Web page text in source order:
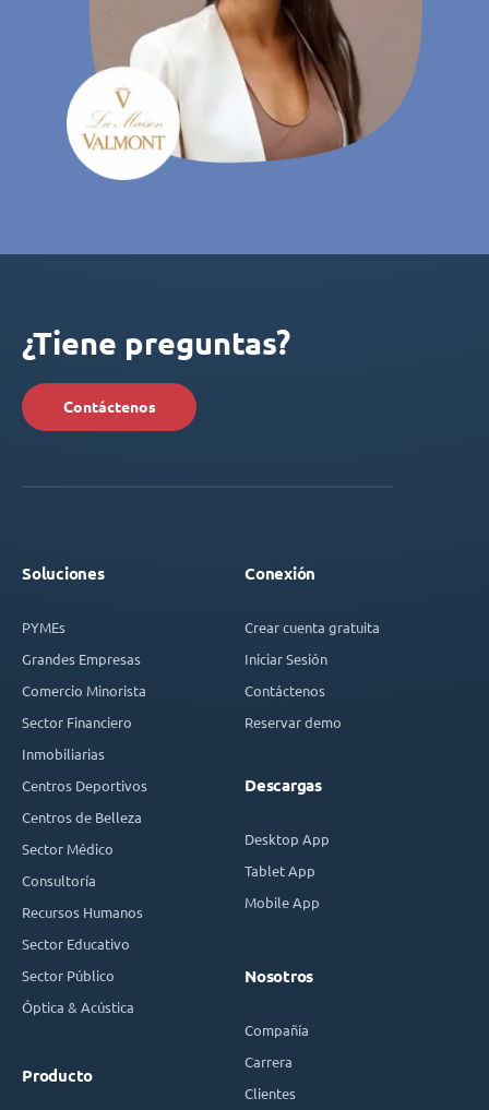
¿Tiene preguntas?
Contáctenos
Soluciones
PYMEs
Grandes Empresas
Comercio Minorista
Sector Financiero
Inmobiliarias
Centros Deportivos
Centros de Belleza
Sector Médico
Consultoría
Recursos Humanos
Sector Educativo
Sector Público
Óptica & Acústica
Producto
Conexión
Crear cuenta gratuita
Iniciar Sesión
Contáctenos
Reservar demo
Descargas
Desktop App
Tablet App
Mobile App
Nosotros
Compañía
Carrera
Clientes